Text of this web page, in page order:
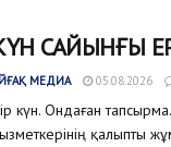
САЙЫНҒЫ
МЕДИА 05.08.2026
күн. Ондаған
қалыпты